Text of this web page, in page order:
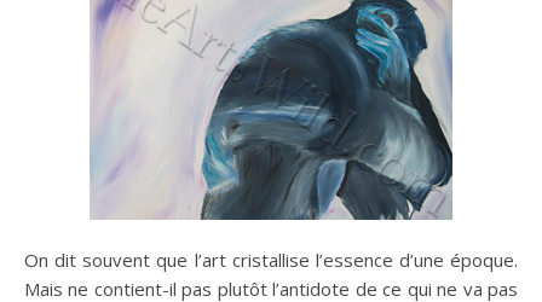
On dit souvent que l’art cristallise l’essence d’une époque.
Mais ne contient-il pas plutôt l’antidote de ce qui ne va pas